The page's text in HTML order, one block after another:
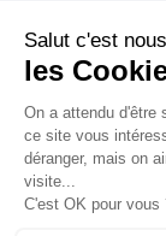
JT
ÉCONOMIE
CULTURE &